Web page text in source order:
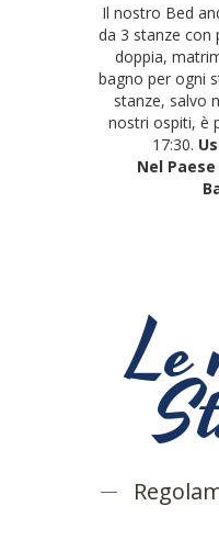
Il nostro Bed
da 3 stanze con
doppia,
bagno per ogni
stanze, salvo
nostri ospiti, è
17:30.
Nel
Le